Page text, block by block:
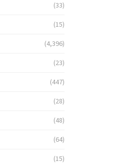
(33)
(15)
(4,396)
(23)
(447)
(28)
(48)
(64)
(15)